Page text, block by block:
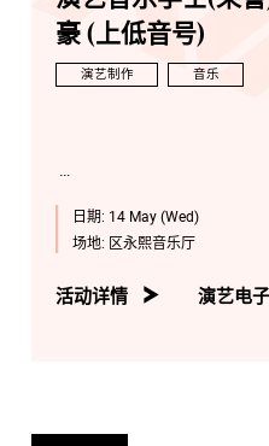
豪 (上低音号)
演艺制作 音乐
日期: 14 May (Wed)
场地: 区永熙音乐厅
活动详情 演艺电